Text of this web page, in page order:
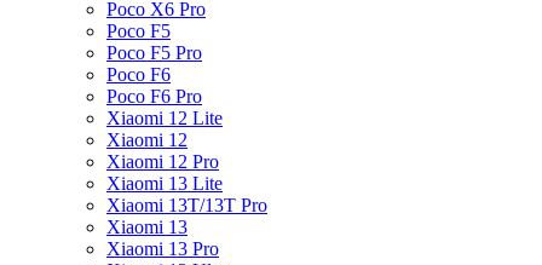
Poco X6 Pro
Poco F5
Poco F5 Pro
Poco F6
Poco F6 Pro
Xiaomi 12 Lite
Xiaomi 12
Xiaomi 12 Pro
Xiaomi 13 Lite
Xiaomi 13T/13T Pro
Xiaomi 13
Xiaomi 13 Pro